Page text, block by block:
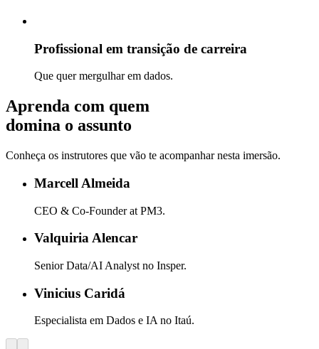
Profissional em transição de carreira
Que quer mergulhar em dados.
Aprenda com quem
domina o assunto
Conheça os instrutores que vão te acompanhar nesta imersão.
Marcell Almeida
CEO & Co-Founder at PM3.
Valquiria Alencar
Senior Data/AI Analyst no Insper.
Vinicius Caridá
Especialista em Dados e IA no Itaú.